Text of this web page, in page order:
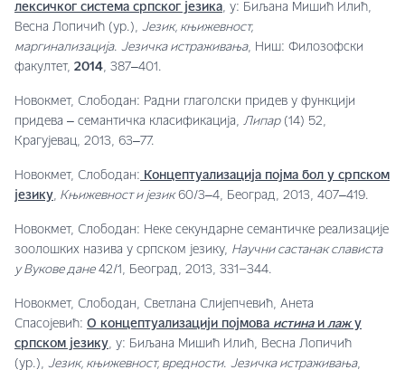
лексичког система српског језика, у: Биљана Мишић Илић,
Весна Лопичић (ур.), Језик, књижевност,
маргинализација. Језичка истраживања, Ниш: Филозофски
факултет, 2014, 387‒401.
Новокмет, Слободан: Радни глаголски придев у функцији
придева ‒ семантичка класификација, Липар(14) 52,
Крагујевац, 2013, 63‒77.
Новокмет, Слободан: Концептуализација појма бол у српском
језику, Књижевност и језик60/3‒4, Београд, 2013, 407‒419.
Новокмет, Слободан: Неке секундарне семантичке реализације
зоолошких назива у српском језику, Научни састанак слависта
у Вукове дане42/1, Београд, 2013, 331–344.
Новокмет, Слободан, Светлана Слијепчевић, Анета
Спасојевић: О концептуализацији појмова истинаи лажу
српском језику, у: Биљана Мишић Илић, Весна Лопичић
(ур.), Језик, књижевност, вредности. Језичка истраживања,